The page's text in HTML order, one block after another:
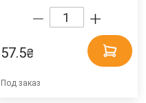
пластик, до 120 лист.,
зелен. BuroMax
57.5₴
Под заказ